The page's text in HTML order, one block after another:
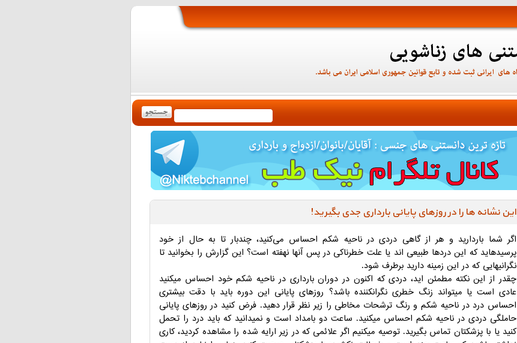
این نشانه‌ ها را در روزهای پایانی بارداری جدی بگیرید!
اگر شما باردارید و هر از گاهی دردی در ناحیه شکم احساس می‌کنید، چندبار تا به حال از خود
پرسیدهاید که این دردها طبیعی اند یا علت خطرناکی در پس آنها نهفته است؟ این گزارش را بخوانید تا
نگرانیهایی که در این زمینه دارید برطرف شود.
چقدر از این نکته مطمئن اید، دردی که اکنون در دوران بارداری در ناحیه شکم خود احساس میکنید
عادی است یا میتواند زنگ خطری نگرانکننده باشد؟ روزهای پایانی این دوره باید با دقت بیشتری
احساس درد در ناحیه شکم و رنگ ترشحات مخاطی را زیر نظر قرار دهید. فرض کنید در روزهای پایانی
حاملگی دردی در ناحیه شکم احساس میکنید. ساعت دو بامداد است و نمیدانید که باید درد را تحمل
کنید یا با پزشکتان تماس بگیرید. توصیه میکنیم اگر علائمی که در زیر ارایه شده را مشاهده کردید، کاری